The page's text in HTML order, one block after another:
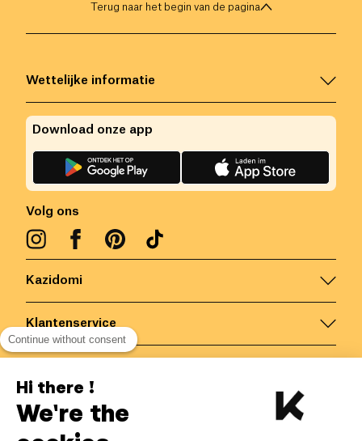
Terug naar het begin van de pagina
Kazidomi
Klantenservice
Wettelijke informatie
Volg ons
Download onze app
België/NL
Continue without consent
Hi there !
We're the